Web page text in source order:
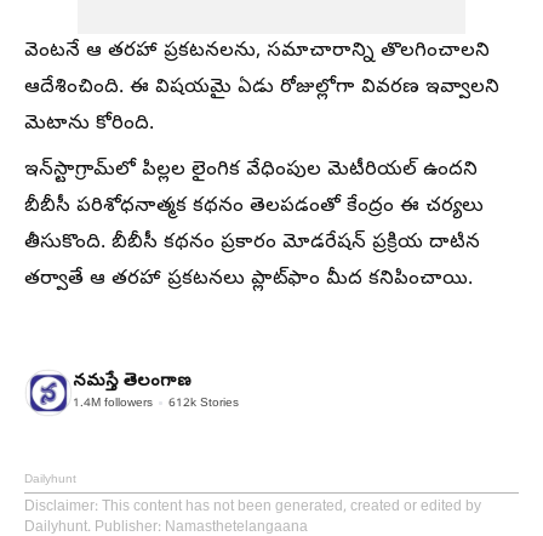
వెంటనే ఆ తరహా ప్రకటనలను, సమాచారాన్ని తొలగించాలని
ఆదేశించింది. ఈ విషయమై ఏడు రోజుల్లోగా వివరణ ఇవ్వాలని
మెటాను కోరింది.
ఇన్‌స్టాగ్రామ్‌లో పిల్లల లైంగిక వేధింపుల మెటీరియల్‌ ఉందని
బీబీసీ పరిశోధనాత్మక కథనం తెలపడంతో కేంద్రం ఈ చర్యలు
తీసుకొంది. బీబీసీ కథనం ప్రకారం మోడరేషన్‌ ప్రక్రియ దాటిన
తర్వాతే ఆ తరహా ప్రకటనలు ప్లాట్‌ఫాం మీద కనిపించాయి.
నమస్తే తెలంగాణ
1.4M followers 612k Stories
Dailyhunt
Disclaimer: This content has not been generated, created or edited by
Dailyhunt. Publisher: Namasthetelangaana